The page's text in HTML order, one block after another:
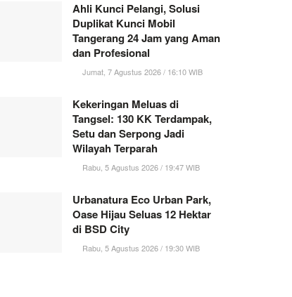
Ahli Kunci Pelangi, Solusi
Duplikat Kunci Mobil
Tangerang 24 Jam yang Aman
dan Profesional
Jumat, 7 Agustus 2026 / 16:10 WIB
Kekeringan Meluas di
Tangsel: 130 KK Terdampak,
Setu dan Serpong Jadi
Wilayah Terparah
Rabu, 5 Agustus 2026 / 19:47 WIB
Urbanatura Eco Urban Park,
Oase Hijau Seluas 12 Hektar
di BSD City
Rabu, 5 Agustus 2026 / 19:30 WIB